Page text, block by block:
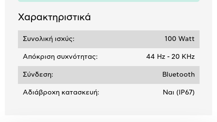
Χαρακτηριστικά
Συνολική ισχύς: 100 Watt
Απόκριση συχνότητας: 44 Hz - 20 KHz
Σύνδεση: Bluetooth
Αδιάβροχη κατασκευή: Ναι (IP67)